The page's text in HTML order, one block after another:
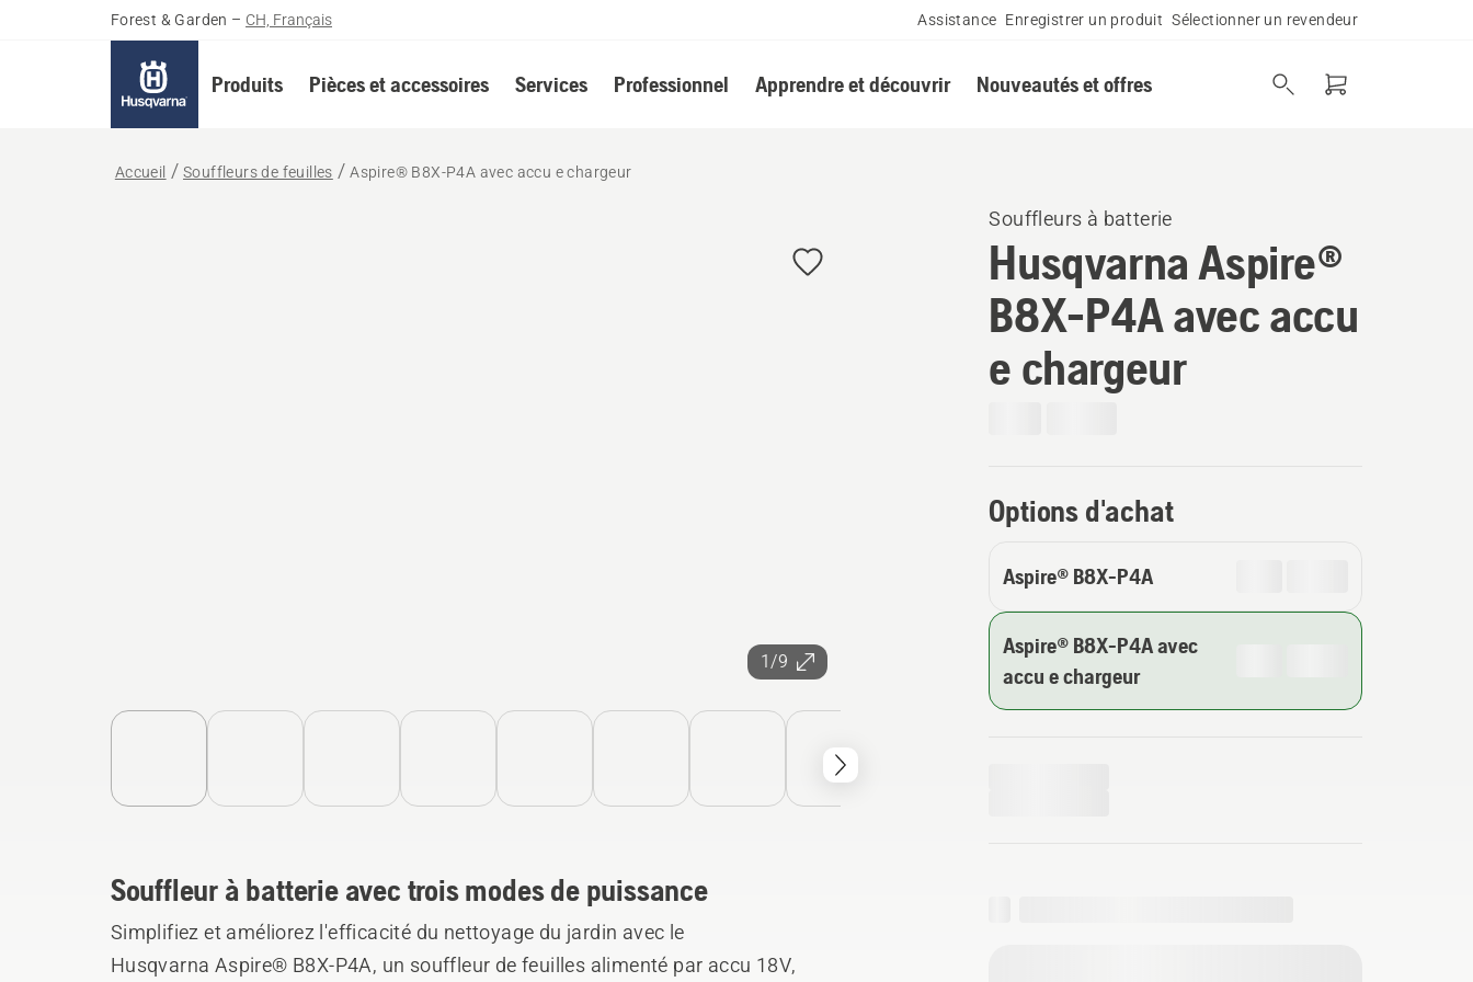
Forest & Garden – CH, Français Assistance Enregistrer un produit Sélectionner un revendeur
Produits Pièces et accessoires Services Professionnel Apprendre et découvrir Nouveautés et offres
Accueil Souffleurs de feuilles Aspire® B8X-P4A avec accu e chargeur
1/9
Souffleurs à batterie
Husqvarna Aspire®
B8X-P4A avec accu
e chargeur
Options d'achat
Aspire® B8X-P4A
Aspire® B8X-P4A avec
accu e chargeur
Souffleur à batterie avec trois modes de puissance
Simplifiez et améliorez l'efficacité du nettoyage du jardin avec le
Husqvarna Aspire® B8X-P4A, un souffleur de feuilles alimenté par accu 18V,